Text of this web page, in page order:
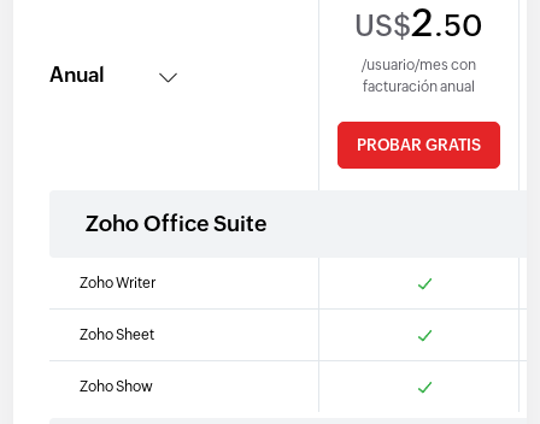
US$2.50
/usuario/mes con
facturación anual
PROBAR GRATIS
Zoho Office Suite
Zoho Writer
Zoho Sheet
Zoho Show